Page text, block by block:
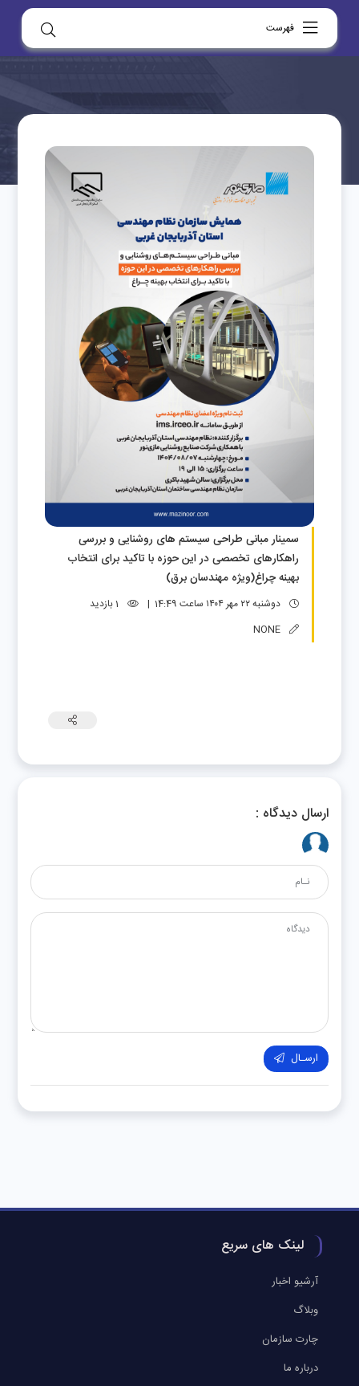
فهرست
سمینار مبانی طراحی سیستم های روشنایی و بررسی
راهکارهای تخصصی در این حوزه با تاکید برای انتخاب
بهینه چراغ(ویژه مهندسان برق)
دوشنبه ۲۲ مهر ۱۴۰۴ ساعت 14:49 |
NONE
ارسال دیدگاه :
ارسـال
لینک های سریع
آرشیو اخبار
وبلاگ
چارت سازمان
درباره ما